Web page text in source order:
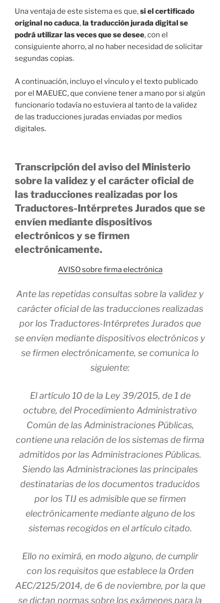
Una ventaja de este sistema es que,si el certificado
original no caduca,la traducción jurada digital se
podrá utilizar las veces que se desee, con el
consiguiente ahorro, al no haber necesidad de solicitar
segundas copias.
A continuación, incluyo el vínculo y el texto publicado
por el MAEUEC, que conviene tener a mano por si algún
funcionario todavía no estuviera al tanto de la validez
de las traducciones juradas enviadas por medios
digitales.
Transcripción del aviso del Ministerio
sobre la validez y el carácter oficial de
las traducciones realizadas por los
Traductores-Intérpretes Jurados que se
envíen mediante dispositivos
electrónicos y se firmen
electrónicamente.
AVISO sobre firma electrónica
Ante las repetidas consultas sobre la validez y
carácter oficial de las traducciones realizadas
por los Traductores-Intérpretes Jurados que
se envíen mediante dispositivos electrónicos y
se firmen electrónicamente, se comunica lo
siguiente:
El artículo 10 de la Ley 39/2015, de 1 de
octubre, del Procedimiento Administrativo
Común de las Administraciones Públicas,
contiene una relación de los sistemas de firma
admitidos por las Administraciones Públicas.
Siendo las Administraciones las principales
destinatarias de los documentos traducidos
por los TIJ es admisible que se firmen
electrónicamente mediante alguno de los
sistemas recogidos en el artículo citado.
Ello no eximirá, en modo alguno, de cumplir
con los requisitos que establece la Orden
AEC/2125/2014, de 6 de noviembre, por la que
se dictan normas sobre los exámenes para la